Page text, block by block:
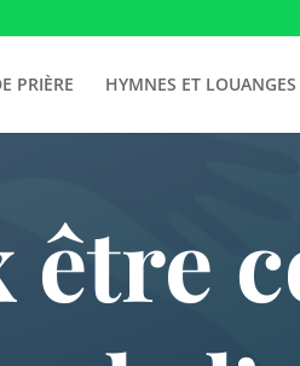
PRIÈRE HYMNES ET LOUANGES
être